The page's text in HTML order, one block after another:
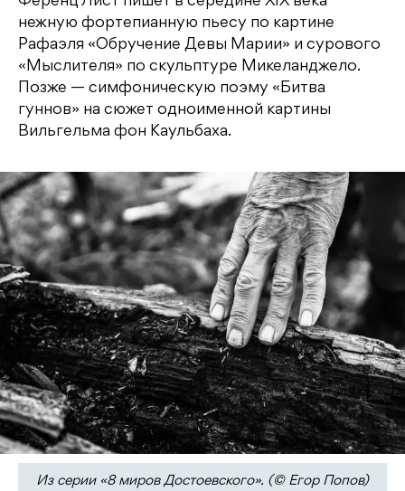
нежную фортепианную пьесу по картине
Рафаэля «Обручение Девы Марии» и сурового
«Мыслителя» по скульптуре Микеланджело.
Позже — симфоническую поэму «Битва
гуннов» на сюжет одноименной картины
Вильгельма фон Каульбаха.
Из серии «8 миров Достоевского». (© Егор Попов)